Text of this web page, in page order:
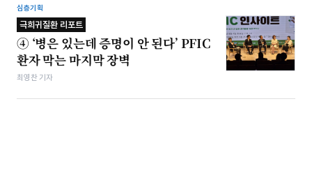
심층기획
극희귀질환 리포트
④ ‘병은 있는데 증명이 안 된다’ PFIC
환자 막는 마지막 장벽
최영찬 기자